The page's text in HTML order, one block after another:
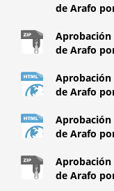
de Arafo
Aprobación
de Arafo
Aprobación
de Arafo
Aprobación
de Arafo
Aprobación
de Arafo